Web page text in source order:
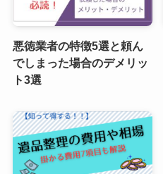
悪徳業者の特徴5選と頼ん
でしまった場合のデメリッ
ト3選